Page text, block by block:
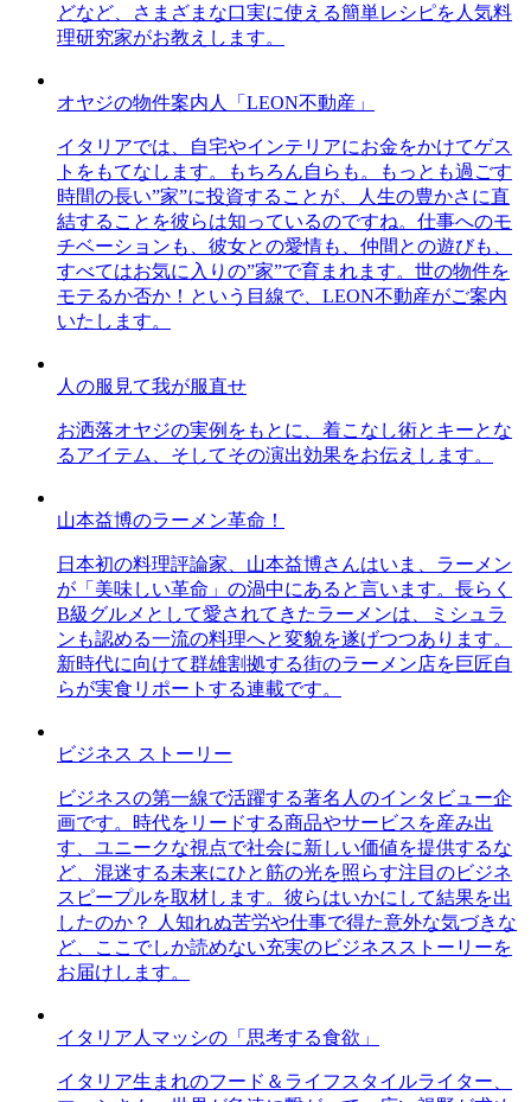
どなど、さまざまな口実に使える簡単レシピを人気料
理研究家がお教えします。
オヤジの物件案内人「LEON不動産」
イタリアでは、自宅やインテリアにお金をかけてゲス
トをもてなします。もちろん自らも。もっとも過ごす
時間の長い”家”に投資することが、人生の豊かさに直
結することを彼らは知っているのですね。仕事へのモ
チベーションも、彼女との愛情も、仲間との遊びも、
すべてはお気に入りの”家”で育まれます。世の物件を
モテるか否か！という目線で、LEON不動産がご案内
いたします。
人の服見て我が服直せ
お洒落オヤジの実例をもとに、着こなし術とキーとな
るアイテム、そしてその演出効果をお伝えします。
山本益博のラーメン革命！
日本初の料理評論家、山本益博さんはいま、ラーメン
が「美味しい革命」の渦中にあると言います。長らく
B級グルメとして愛されてきたラーメンは、ミシュラ
ンも認める一流の料理へと変貌を遂げつつあります。
新時代に向けて群雄割拠する街のラーメン店を巨匠自
らが実食リポートする連載です。
ビジネス ストーリー
ビジネスの第一線で活躍する著名人のインタビュー企
画です。時代をリードする商品やサービスを産み出
す、ユニークな視点で社会に新しい価値を提供するな
ど、混迷する未来にひと筋の光を照らす注目のビジネ
スピープルを取材します。彼らはいかにして結果を出
したのか？ 人知れぬ苦労や仕事で得た意外な気づきな
ど、ここでしか読めない充実のビジネスストーリーを
お届けします。
イタリア人マッシの「思考する食欲」
イタリア生まれのフード＆ライフスタイルライター、